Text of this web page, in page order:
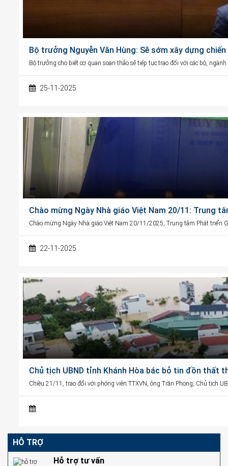
Bộ trưởng Nguyễn Văn Hùng: Sẽ sớm xây dựng
Bộ trưởng cho biết cơ quan soạn thảo sẽ tiếp tục trao đổi với các bộ,
25-11-2025
Chào mừng Ngày Nhà giáo Việt Nam 20/11: Trung
Chào mừng Ngày Nhà giáo Việt Nam 20/11/2025, Trung tâm Phát triển
22-11-2025
Chủ tịch UBND tỉnh Khánh Hòa bác bỏ tin đồn thất
Chiều 21/11, trao đổi với phóng viên TTXVN, ông Trần Phong, Chủ tịch
HỖ TRỢ
Hỗ trợ tư vấn